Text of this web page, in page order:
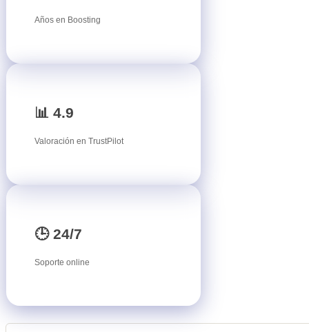
Años en Boosting
📊 4.9
Valoración en TrustPilot
🕒 24/7
Soporte online